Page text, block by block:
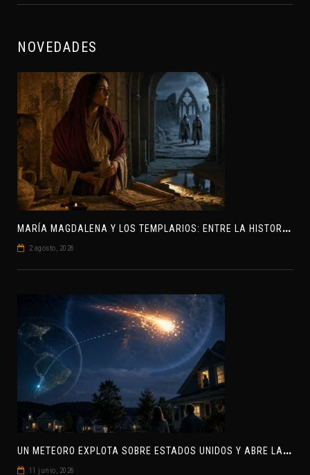
NOVEDADES
M
ARÍA MAGDALENA Y LOS TEMPLARIOS: ENTRE LA HISTORIA Y EL MISTERIO
2 agosto, 2026
U
N METEORO EXPLOTA SOBRE ESTADOS UNIDOS Y ABRE LA PISTA DE POLAR-IM, UN POSIBLE VISITANTE INTERESTELAR
11 junio, 2026